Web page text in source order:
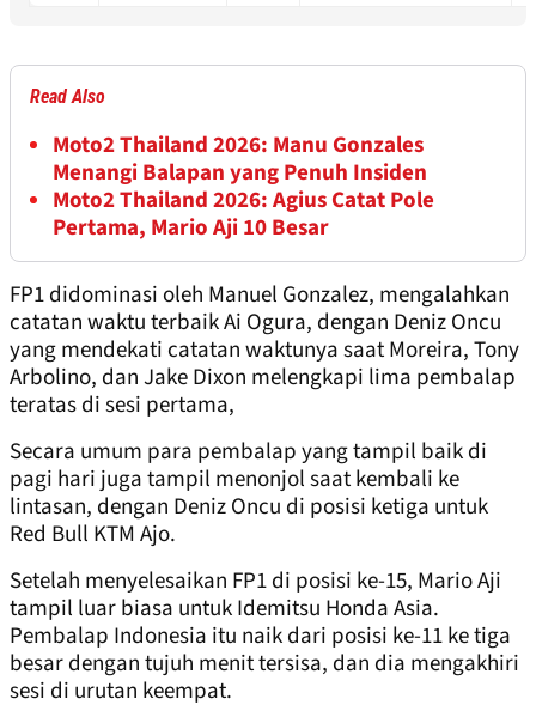
Read Also
Moto2 Thailand 2026: Manu Gonzales
Menangi Balapan yang Penuh Insiden
Moto2 Thailand 2026: Agius Catat Pole
Pertama, Mario Aji 10 Besar
FP1 didominasi oleh Manuel Gonzalez, mengalahkan
catatan waktu terbaik Ai Ogura, dengan Deniz Oncu
yang mendekati catatan waktunya saat Moreira, Tony
Arbolino, dan Jake Dixon melengkapi lima pembalap
teratas di sesi pertama,
Secara umum para pembalap yang tampil baik di
pagi hari juga tampil menonjol saat kembali ke
lintasan, dengan Deniz Oncu di posisi ketiga untuk
Red Bull KTM Ajo.
Setelah menyelesaikan FP1 di posisi ke-15, Mario Aji
tampil luar biasa untuk Idemitsu Honda Asia.
Pembalap Indonesia itu naik dari posisi ke-11 ke tiga
besar dengan tujuh menit tersisa, dan dia mengakhiri
sesi di urutan keempat.